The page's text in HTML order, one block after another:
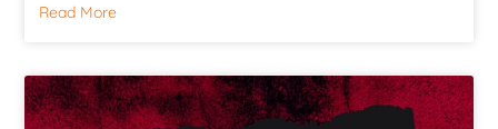
Read More